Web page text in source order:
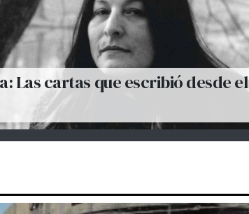
Las cartas que escribió desde el